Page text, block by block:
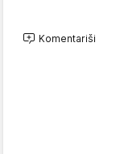
Komentariši